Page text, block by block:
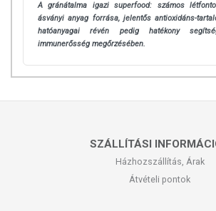
A gránátalma igazi superfood: számos
ásványi anyag forrása, jelentős antioxidáns-
hatóanyagai révén pedig hatékony
immunerősség megőrzésében.
SZÁLLÍTÁSI
Házhozszállítás, Árak
Átvételi pontok